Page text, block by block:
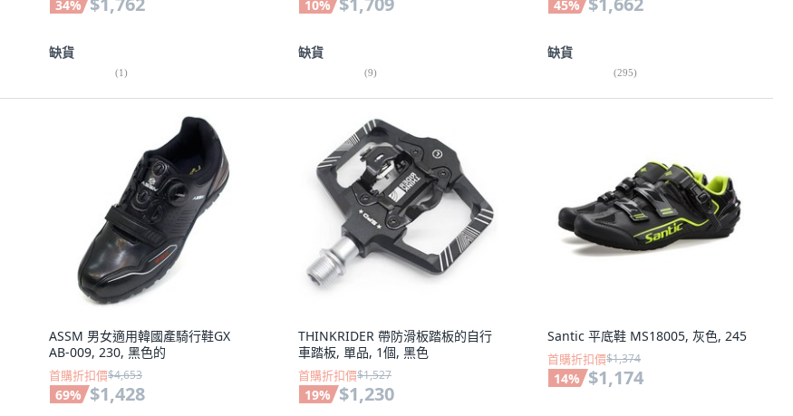
34%
缺貨
(1)
10%
缺貨
(9)
45%
缺貨
(295)
ASSM 男女適用韓國產騎行鞋GX
AB-009, 230, 黑色的
首購折扣價$4,653
69% $1,428
THINKRIDER 帶防滑板踏板的自行
車踏板, 單品, 1個, 黑色
首購折扣價$1,527
19% $1,230
Santic 平底鞋 MS18005, 灰色, 245
首購折扣價$1,374
14% $1,174